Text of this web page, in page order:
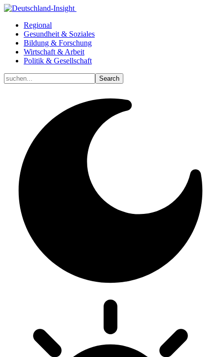
Regional
Gesundheit & Soziales
Bildung & Forschung
Wirtschaft & Arbeit
Politik & Gesellschaft